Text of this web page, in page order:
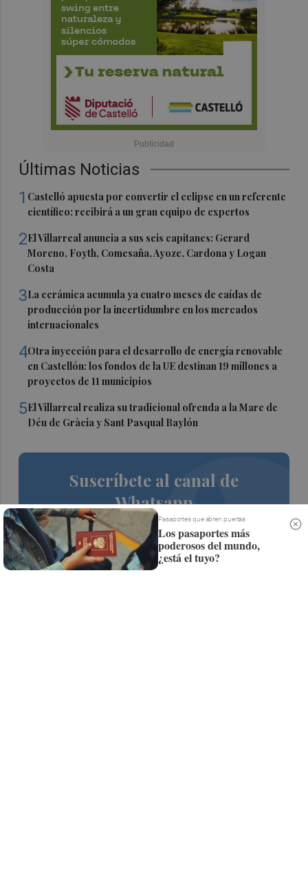
Últimas Noticias
1 Castelló apuesta por convertir el eclipse en un referente
científico: recibirá a un gran equipo de expertos
2El Villarreal anuncia a sus seis capitanes: Gerard
Moreno, Foyth, Comesaña, Ayoze, Cardona y Logan
Costa
3La cerámica acumula ya cuatro meses de caídas de
producción por la incertidumbre en los mercados
internacionales
4Otra inyección para el desarrollo de energía renovable
en Castellón: los fondos de la UE destinan 19 millones a
proyectos de 11 municipios
5El Villarreal realiza su tradicional ofrenda a la Mare de
Déu de Gràcia y Sant Pasqual Baylón
Suscríbete al canal de
Whatsapp
Siempre al día de las últimas noticias
¡Quiero suscribirme!
Pasaportes que abren puertas
Los pasaportes más
poderosos del mundo,
¿está el tuyo?